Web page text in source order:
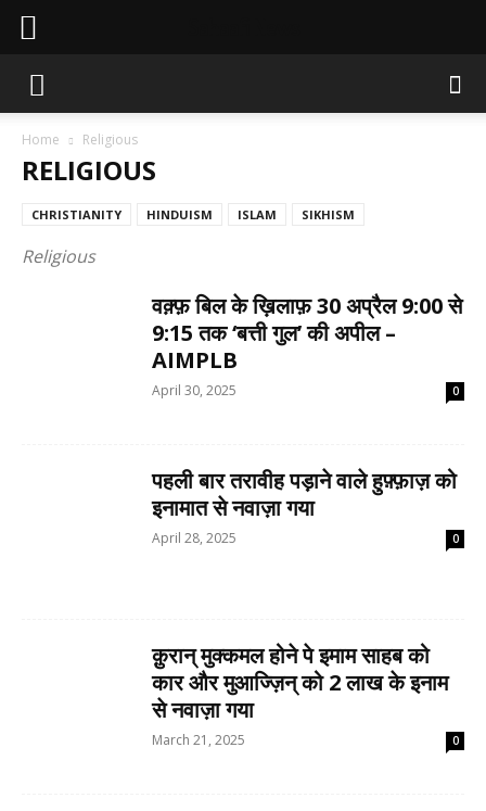
Home Religious
RELIGIOUS
CHRISTIANITY HINDUISM ISLAM SIKHISM
Religious
वक़्फ़ बिल के ख़िलाफ़ 30 अप्रैल 9:00 से
9:15 तक ‘बत्ती गुल’ की अपील –
AIMPLB
April 30, 2025 0
पहली बार तरावीह पड़ाने वाले हुफ़्फ़ाज़ को
इनामात से नवाज़ा गया
April 28, 2025 0
क़ुरान् मुक्कमल होने पे इमाम साहब को
कार और मुआज्ज़िन् को 2 लाख के इनाम
से नवाज़ा गया
March 21, 2025 0